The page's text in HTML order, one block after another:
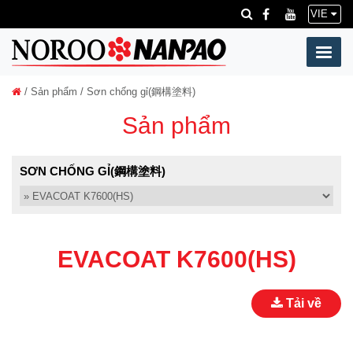
VIE
/ Sản phẩm / Sơn chống gỉ(鋼構塗料)
Sản phẩm
SƠN CHỐNG GỈ(鋼構塗料)
EVACOAT K7600(HS)
Tải về